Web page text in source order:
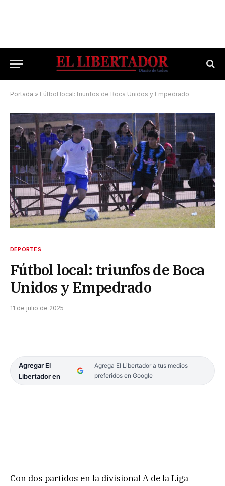
Portada » Fútbol local: triunfos de Boca Unidos y Empedrado
DEPORTES
Fútbol local: triunfos de Boca
Unidos y Empedrado
11 de julio de 2025
Agregar El
Libertador en
Agrega El Libertador a tus medios
preferidos en Google
Con dos partidos en la divisional A de la Liga